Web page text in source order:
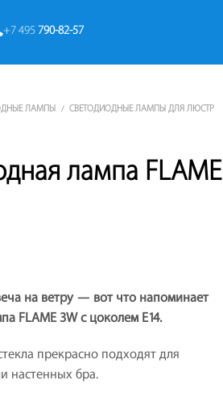
+7 495 790-82-57
ЛАМПЫ /
СВЕТОДИОДНЫЕ ЛАМПЫ ДЛЯ ЛЮСТР
лампа FLAME
на ветру — вот что напоминает
FLAME 3W с цоколем E14.
прекрасно подходят для
настенных бра.